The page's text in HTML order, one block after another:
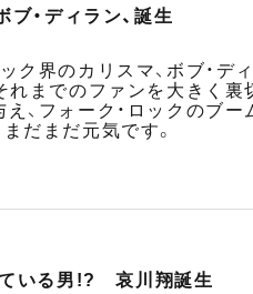
・ディラン、誕生
ク界のカリスマ、ボブ・
れまでのファンを大きく裏
、フォーク・ロックのブ
だまだ元気です。
いる男!? 哀川翔誕生